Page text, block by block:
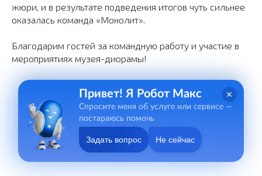
жюри, и в результате подведения итогов чуть сильнее
оказалась команда «Монолит».
Благодарим гостей за командную работу и участие в
мероприятиях музея-диорамы!
Привет! Я Робот Макс
Спросите меня об услуге или сервисе —
постараюсь помочь
Задать вопрос Не сейчас